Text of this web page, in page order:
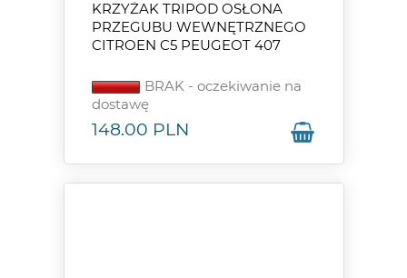
KRZYŻAK TRIPOD OSŁONA
PRZEGUBU WEWNĘTRZNEGO
CITROEN C5 PEUGEOT 407
BRAK - oczekiwanie na
dostawę
148.00 PLN